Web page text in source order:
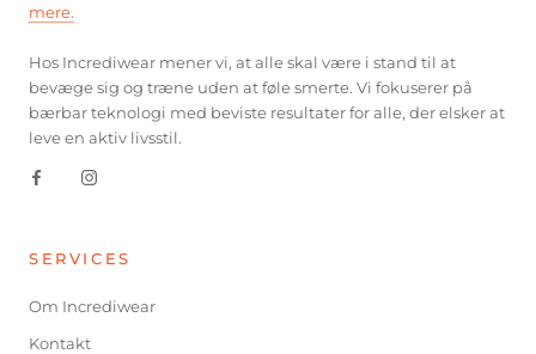
mere.
Hos Incrediwear mener vi, at alle skal være i stand til at
bevæge sig og træne uden at føle smerte. Vi fokuserer på
bærbar teknologi med beviste resultater for alle, der elsker at
leve en aktiv livsstil.
SERVICES
Om Incrediwear
Kontakt